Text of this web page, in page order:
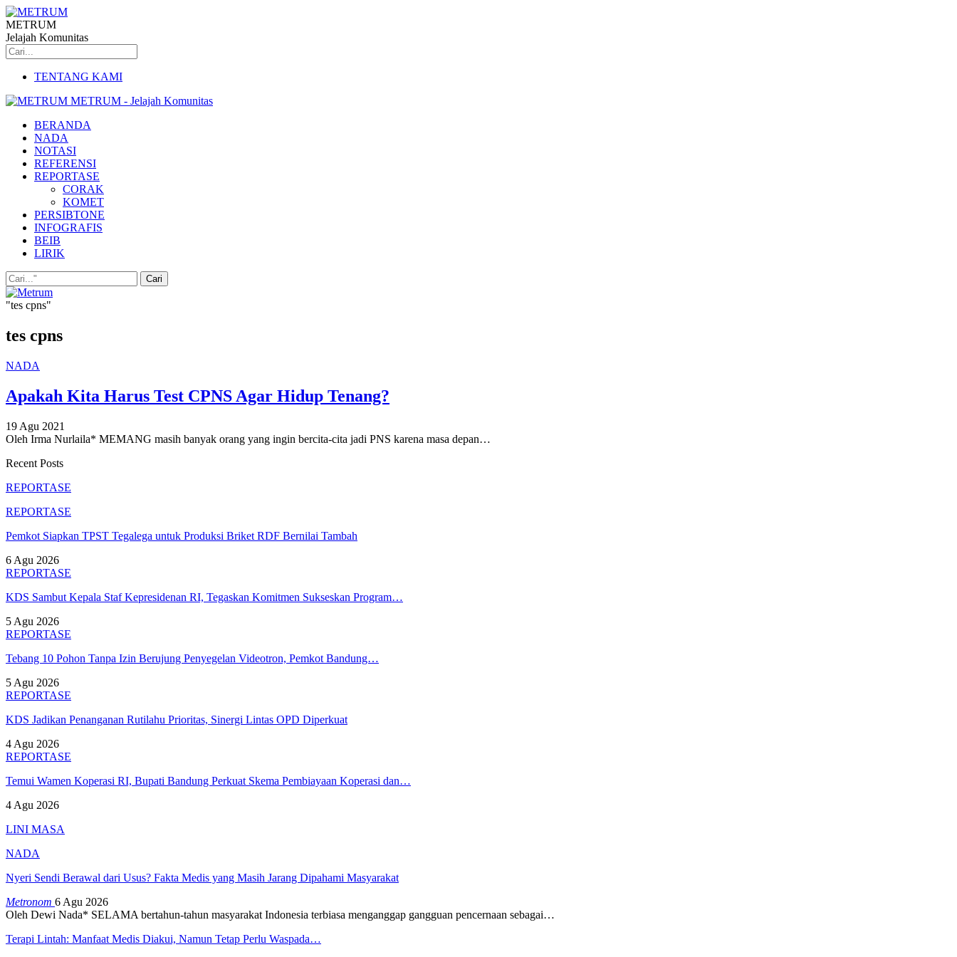
METRUM
Jelajah Komunitas
TENTANG KAMI
METRUM - Jelajah Komunitas
BERANDA
NADA
NOTASI
REFERENSI
REPORTASE
CORAK
KOMET
PERSIBTONE
INFOGRAFIS
BEIB
LIRIK
"tes cpns"
tes cpns
NADA
Apakah Kita Harus Test CPNS Agar Hidup Tenang?
19 Agu 2021
Oleh Irma Nurlaila* MEMANG masih banyak orang yang ingin bercita-cita jadi PNS karena masa depan…
Recent Posts
REPORTASE
REPORTASE
Pemkot Siapkan TPST Tegalega untuk Produksi Briket RDF Bernilai Tambah
6 Agu 2026
REPORTASE
KDS Sambut Kepala Staf Kepresidenan RI, Tegaskan Komitmen Sukseskan Program…
5 Agu 2026
REPORTASE
Tebang 10 Pohon Tanpa Izin Berujung Penyegelan Videotron, Pemkot Bandung…
5 Agu 2026
REPORTASE
KDS Jadikan Penanganan Rutilahu Prioritas, Sinergi Lintas OPD Diperkuat
4 Agu 2026
REPORTASE
Temui Wamen Koperasi RI, Bupati Bandung Perkuat Skema Pembiayaan Koperasi dan…
4 Agu 2026
LINI MASA
NADA
Nyeri Sendi Berawal dari Usus? Fakta Medis yang Masih Jarang Dipahami Masyarakat
Metronom 6 Agu 2026
Oleh Dewi Nada* SELAMA bertahun-tahun masyarakat Indonesia terbiasa menganggap gangguan pencernaan sebagai…
Terapi Lintah: Manfaat Medis Diakui, Namun Tetap Perlu Waspada…